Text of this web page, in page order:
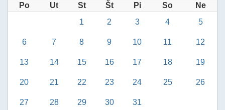
Po Ut St Št Pi So
Ne
1
2 3 4 5
6 7 8 9 10 11 12
13 14 15 16 17 18 19
20 21 22 23 24 25 26
27 28 29 30
31